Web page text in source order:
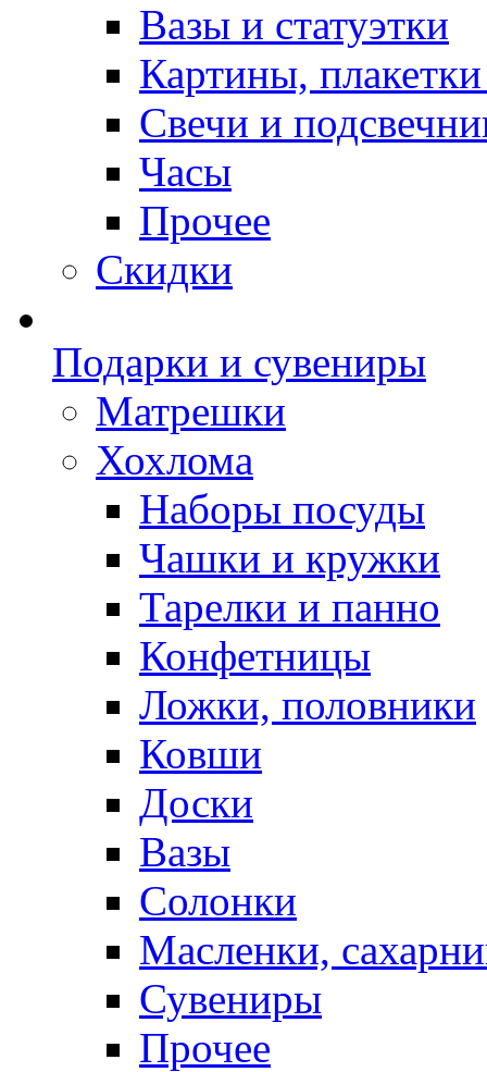
Вазы и статуэтки
Картины,
Свечи и
Часы
Прочее
Скидки
Подарки и сувениры
Матрешки
Хохлома
Наборы посуды
Чашки и кружки
Тарелки и панно
Конфетницы
Ложки, половники
Ковши
Доски
Вазы
Солонки
Масленки,
Сувениры
Прочее